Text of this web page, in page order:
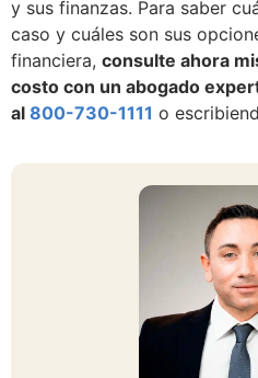
y sus finanzas. Para saber
caso y cuáles son sus
financiera, consulte ahora
costo con un abogado
al 800-730-1111 o